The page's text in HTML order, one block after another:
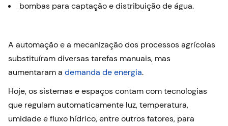
bombas para captação e distribuição de água.
A automação e a mecanização dos processos agrícolas
substituíram diversas tarefas manuais, mas
aumentaram a demanda de energia.
Hoje, os sistemas e espaços contam com tecnologias
que regulam automaticamente luz, temperatura,
umidade e fluxo hídrico, entre outros fatores, para